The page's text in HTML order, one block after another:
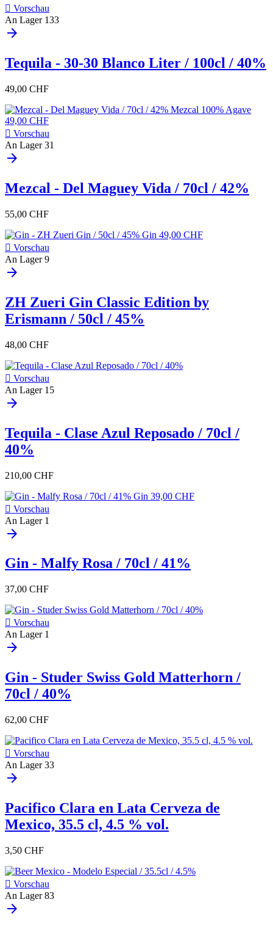
 Vorschau
An Lager 133
arrow_forward
Tequila - 30-30 Blanco Liter / 100cl / 40%
49,00 CHF
 Vorschau
An Lager 31
arrow_forward
Mezcal - Del Maguey Vida / 70cl / 42%
55,00 CHF
 Vorschau
An Lager 9
arrow_forward
ZH Zueri Gin Classic Edition by
Erismann / 50cl / 45%
48,00 CHF
 Vorschau
An Lager 15
arrow_forward
Tequila - Clase Azul Reposado / 70cl /
40%
210,00 CHF
 Vorschau
An Lager 1
arrow_forward
Gin - Malfy Rosa / 70cl / 41%
37,00 CHF
 Vorschau
An Lager 1
arrow_forward
Gin - Studer Swiss Gold Matterhorn /
70cl / 40%
62,00 CHF
 Vorschau
An Lager 33
arrow_forward
Pacifico Clara en Lata Cerveza de
Mexico, 35.5 cl, 4.5 % vol.
3,50 CHF
 Vorschau
An Lager 83
arrow_forward